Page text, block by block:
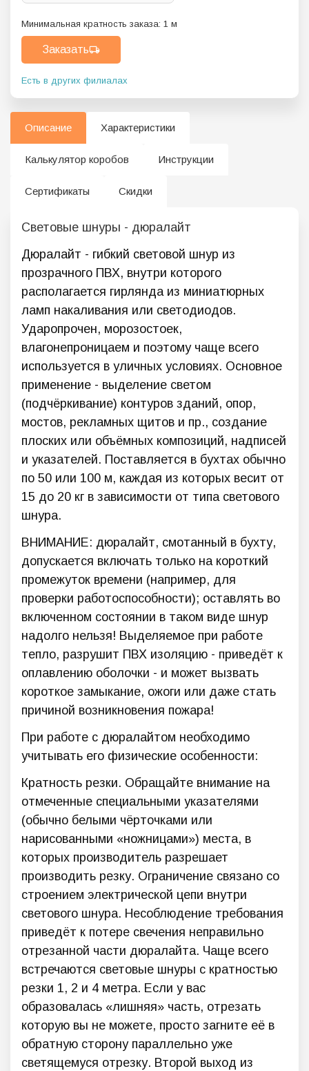
Минимальная кратность заказа: 1 м
Заказать
Есть в других филиалах
Описание Характеристики
Калькулятор коробов Инструкции
Сертификаты Скидки
Световые шнуры - дюралайт
Дюралайт - гибкий световой шнур из
прозрачного ПВХ, внутри которого
располагается гирлянда из миниатюрных
ламп накаливания или светодиодов.
Ударопрочен, морозостоек,
влагонепроницаем и поэтому чаще всего
используется в уличных условиях. Основное
применение - выделение светом
(подчёркивание) контуров зданий, опор,
мостов, рекламных щитов и пр., создание
плоских или объёмных композиций, надписей
и указателей. Поставляется в бухтах обычно
по 50 или 100 м, каждая из которых весит от
15 до 20 кг в зависимости от типа светового
шнура.
ВНИМАНИЕ: дюралайт, смотанный в бухту,
допускается включать только на короткий
промежуток времени (например, для
проверки работоспособности); оставлять во
включенном состоянии в таком виде шнур
надолго нельзя! Выделяемое при работе
тепло, разрушит ПВХ изоляцию - приведёт к
оплавлению оболочки - и может вызвать
короткое замыкание, ожоги или даже стать
причиной возникновения пожара!
При работе с дюралайтом необходимо
учитывать его физические особенности:
Кратность резки. Обращайте внимание на
отмеченные специальными указателями
(обычно белыми чёрточками или
нарисованными «ножницами») места, в
которых производитель разрешает
производить резку. Ограничение связано со
строением электрической цепи внутри
светового шнура. Несоблюдение требования
приведёт к потере свечения неправильно
отрезанной части дюралайта. Чаще всего
встречаются световые шнуры с кратностью
резки 1, 2 и 4 метра. Если у вас
образовалась «лишняя» часть, отрезать
которую вы не можете, просто загните её в
обратную сторону параллельно уже
светящемуся отрезку. Второй выход из